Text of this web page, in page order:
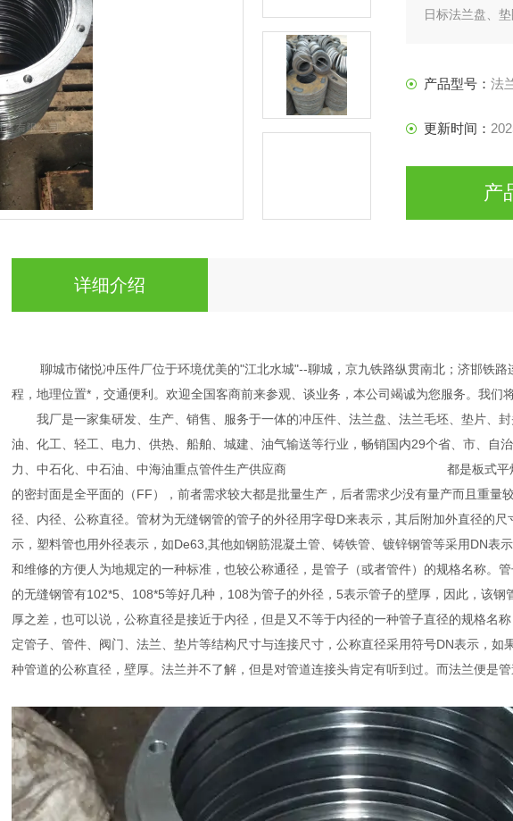
日标法兰盘、
产品型号： 法
更新时间：
产
详细介绍
聊城市储悦冲压件厂位于环境优美的"江北水城"--聊城，京九铁路纵贯南北；济邯铁路
程，地理位置*，交通便利。欢迎全国客商前来参观、谈业务，本公司竭诚为您服务。我们
我厂是一家集研发、生产、销售、服务于一体的冲压件、法兰盘、法兰毛坯、垫片、
油、化工、轻工、电力、供热、船舶、城建、油气输送等行业，畅销国内29个省、市、自
力、中石化、中石油、中海油重点管件生产供应商 都是板式平焊法兰，
的密封面是全平面的（FF），前者需求较大都是批量生产，后者需求少没有量产而且
径、内径、公称直径。管材为无缝钢管的管子的外径用字母D来表示，其后附加外直径的
示，塑料管也用外径表示，如De63,其他如钢筋混凝土管、铸铁管、镀锌钢管等采用DN表
和维修的方便人为地规定的一种标准，也较公称通径，是管子（或者管件）的规格名称。
的无缝钢管有102*5、108*5等好几种，108为管子的外径，5表示管子的壁厚，因此，该
厚之差，也可以说，公称直径是接近于内径，但是又不等于内径的一种管子直径的规格名
定管子、管件、阀门、法兰、垫片等结构尺寸与连接尺寸，公称直径采用符号DN表示，
种管道的公称直径，壁厚。法兰并不了解，但是对管道连接头肯定有听到过。而法兰便